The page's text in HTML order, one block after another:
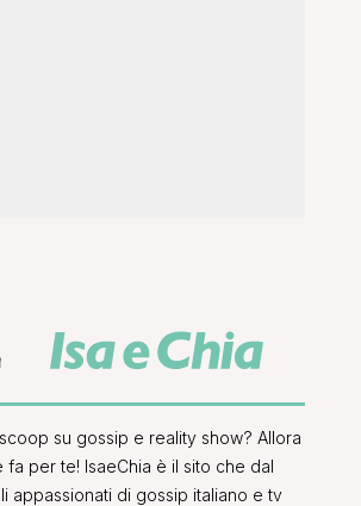
su gossip e reality show? Allora
per te! IsaeChia è il sito che dal
appassionati di gossip italiano e tv